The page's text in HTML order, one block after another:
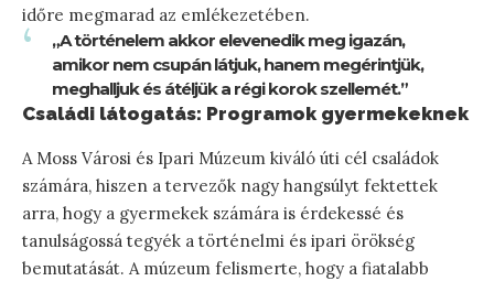
időre megmarad az emlékezetében.
„A történelem akkor elevenedik meg igazán,
amikor nem csupán látjuk, hanem megérintjük,
meghalljuk és átéljük a régi korok szellemét.”
Családi látogatás: Programok gyermekeknek
A Moss Városi és Ipari Múzeum kiváló úti cél családok
számára, hiszen a tervezők nagy hangsúlyt fektettek
arra, hogy a gyermekek számára is érdekessé és
tanulságossá tegyék a történelmi és ipari örökség
bemutatását. A múzeum felismerte, hogy a fiatalabb